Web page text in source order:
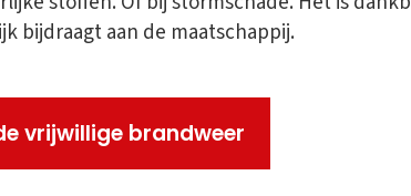
bijdraagt aan de maatschappij.
vrijwillige brandweer